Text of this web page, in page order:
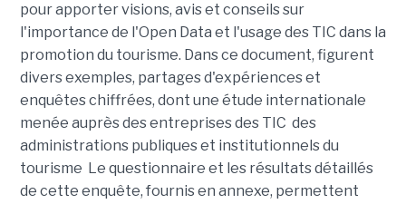
pour apporter visions, avis et conseils sur
l'importance de l'Open Data et l'usage des TIC dans la
promotion du tourisme. Dans ce document, figurent
divers exemples, partages d'expériences et
enquêtes chiffrées, dont une étude internationale
menée auprès des entreprises des TIC des
administrations publiques et institutionnels du
tourisme Le questionnaire et les résultats détaillés
de cette enquête, fournis en annexe, permettent